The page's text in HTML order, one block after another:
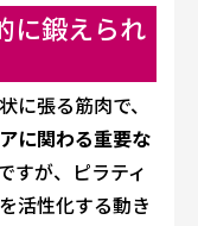
に鍛えられ
に張る筋肉で、
に関わる重要な
すが、ピラティ
活性化する動き